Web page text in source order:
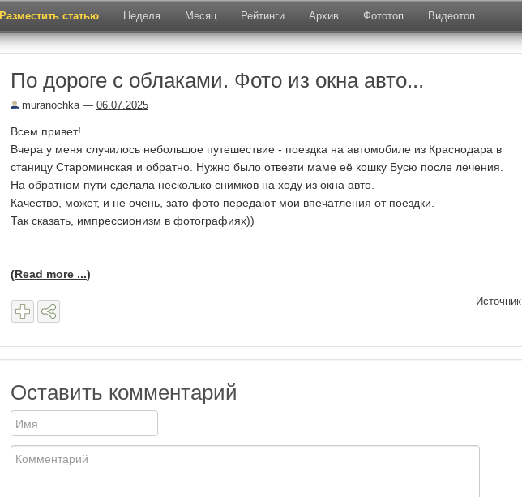
Разместить статью Неделя Месяц Рейтинги Архив Фототоп Видеотоп
По дороге с облаками. Фото из окна авто...
muranochka— 06.07.2025
Всем привет!
Вчера у меня случилось небольшое путешествие - поездка на автомобиле из Краснодара в
станицу Староминская и обратно. Нужно было отвезти маме её кошку Бусю после лечения.
На обратном пути сделала несколько снимков на ходу из окна авто.
Качество, может, и не очень, зато фото передают мои впечатления от поездки.
Так сказать, импрессионизм в фотографиях))
(Read more ...)
Источник
Оставить комментарий